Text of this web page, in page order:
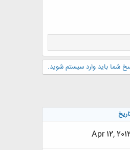
شما باید وارد سیستم شوید.
Apr 12,